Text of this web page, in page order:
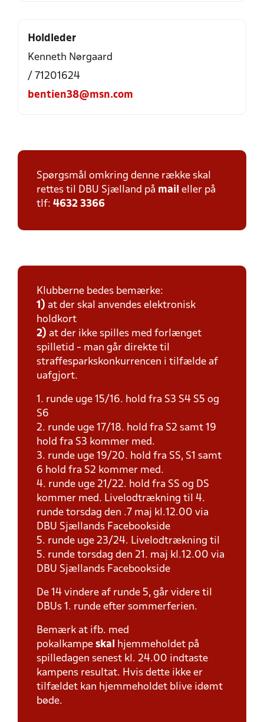
Holdleder
Kenneth Nørgaard
/ 71201624
bentien38@msn.com
Spørgsmål omkring denne række skal
rettes til DBU Sjælland på mail eller på
tlf: 4632 3366
Klubberne bedes bemærke:
1) at der skal anvendes elektronisk
holdkort
2) at der ikke spilles med forlænget
spilletid - man går direkte til
straffesparkskonkurrencen i tilfælde af
uafgjort.
1. runde uge 15/16. hold fra S3 S4 S5 og
S6
2. runde uge 17/18. hold fra S2 samt 19
hold fra S3 kommer med.
3. runde uge 19/20. hold fra SS, S1 samt
6 hold fra S2 kommer med.
4. runde uge 21/22. hold fra SS og DS
kommer med. Livelodtrækning til 4.
runde torsdag den .7 maj kl.12.00 via
DBU Sjællands Facebookside
5. runde uge 23/24. Livelodtrækning til
5. runde torsdag den 21. maj kl.12.00 via
DBU Sjællands Facebookside
De 14 vindere af runde 5, går videre til
DBUs 1. runde efter sommerferien.
Bemærk at ifb. med
pokalkampe skal
hjemmeholdet på
spilledagen senest kl. 24.00 indtaste
kampens resultat. Hvis dette ikke er
tilfældet kan hjemmeholdet blive idømt
bøde.